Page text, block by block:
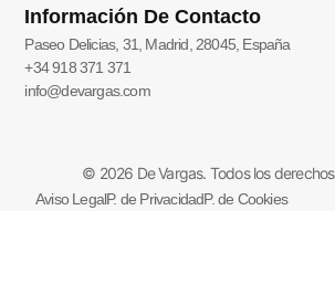
Información De Contacto
Paseo Delicias, 31, Madrid, 28045, España
+34 918 371 371
info@devargas.com
© 2026 De Vargas. Todos los
Aviso LegalP. de PrivacidadP. de Cookies